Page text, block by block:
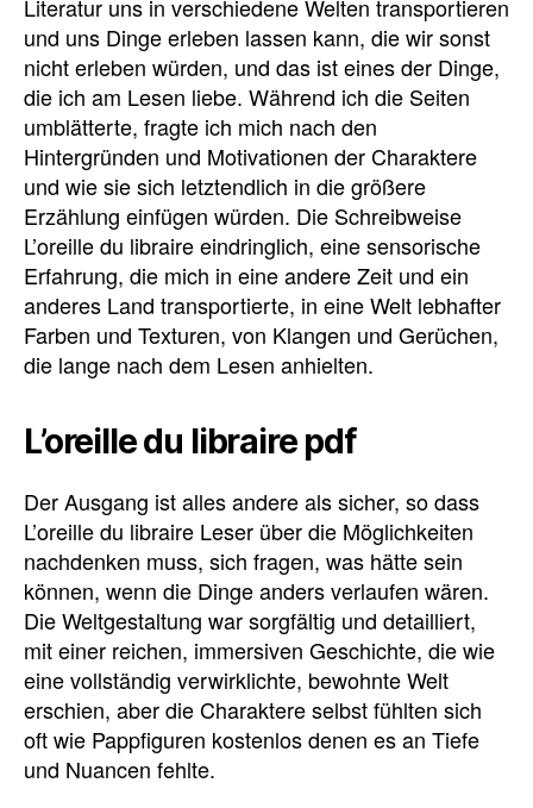
Literatur uns in verschiedene Welten transportieren
und uns Dinge erleben lassen kann, die wir sonst
nicht erleben würden, und das ist eines der Dinge,
die ich am Lesen liebe. Während ich die Seiten
umblätterte, fragte ich mich nach den
Hintergründen und Motivationen der Charaktere
und wie sie sich letztendlich in die größere
Erzählung einfügen würden. Die Schreibweise
L’oreille du libraire eindringlich, eine sensorische
Erfahrung, die mich in eine andere Zeit und ein
anderes Land transportierte, in eine Welt lebhafter
Farben und Texturen, von Klangen und Gerüchen,
die lange nach dem Lesen anhielten.
L’oreille du libraire pdf
Der Ausgang ist alles andere als sicher, so dass
L’oreille du libraire Leser über die Möglichkeiten
nachdenken muss, sich fragen, was hätte sein
können, wenn die Dinge anders verlaufen wären.
Die Weltgestaltung war sorgfältig und detailliert,
mit einer reichen, immersiven Geschichte, die wie
eine vollständig verwirklichte, bewohnte Welt
erschien, aber die Charaktere selbst fühlten sich
oft wie Pappfiguren kostenlos denen es an Tiefe
und Nuancen fehlte.